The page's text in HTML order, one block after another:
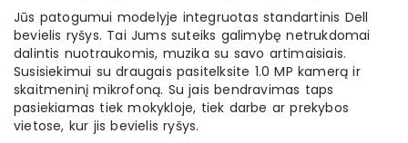
Jūs patogumui modelyje integruotas standartinis Dell
bevielis ryšys. Tai Jums suteiks galimybę netrukdomai
dalintis nuotraukomis, muzika su savo artimaisiais.
Susisiekimui su draugais pasitelksite 1.0 MP kamerą ir
skaitmeninį mikrofoną. Su jais bendravimas taps
pasiekiamas tiek mokykloje, tiek darbe ar prekybos
vietose, kur jis bevielis ryšys.